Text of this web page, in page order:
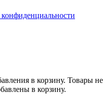
в корзину. Товары не
в корзину.